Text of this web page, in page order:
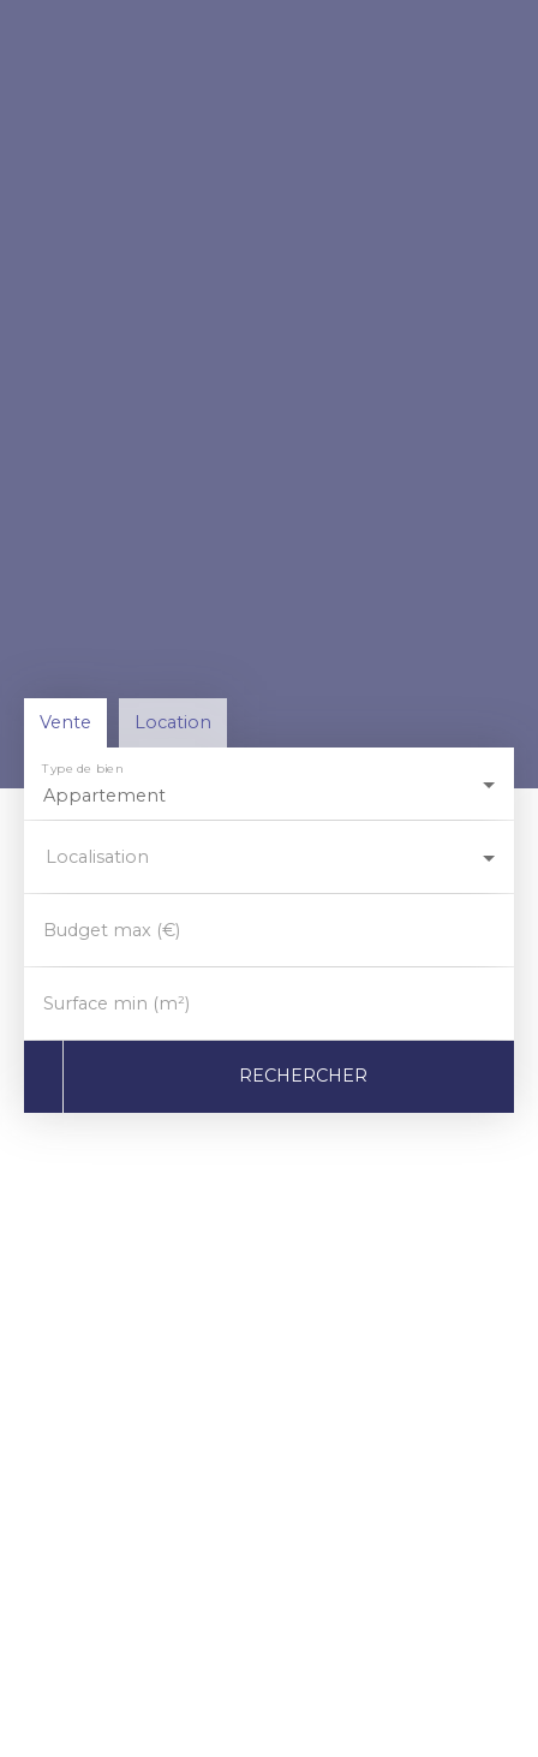
Vente Location
Appartement
Type de bien
Localisation
Budget max (€)
Surface min (m²)
RECHERCHER